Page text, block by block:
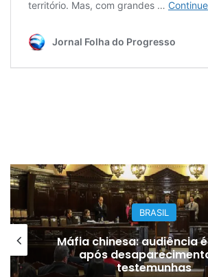
BRASIL
Máfia chinesa: audiência
após
testemunhas